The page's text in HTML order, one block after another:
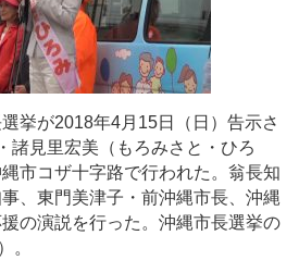
挙が2018年4月15日（日）告示さ
諸見里宏美（もろみさと・ひろ
市コザ十字路で行われた。翁長知
、東門美津子・前沖縄市長、沖縄
の演説を行った。沖縄市長選挙の
。